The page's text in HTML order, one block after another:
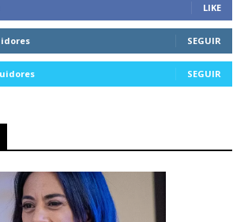
LIKE
SEGUIR
SEGUIR